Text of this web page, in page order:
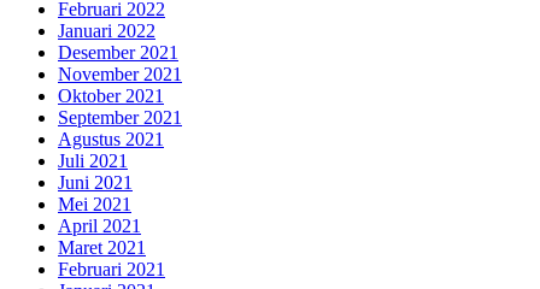
Februari 2022
Januari 2022
Desember 2021
November 2021
Oktober 2021
September 2021
Agustus 2021
Juli 2021
Juni 2021
Mei 2021
April 2021
Maret 2021
Februari 2021